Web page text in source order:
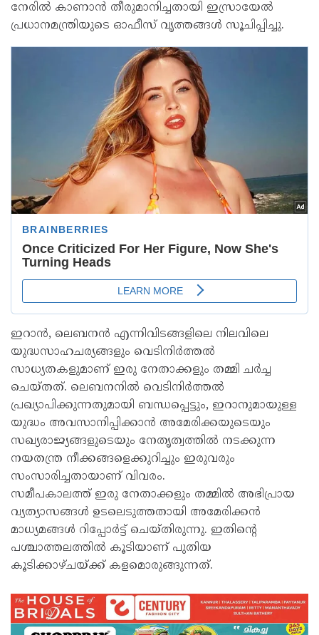
നേരില്‍ കാണാന്‍ തീരുമാനിച്ചതായി ഇസ്രായേല്‍
പ്രധാനമന്ത്രിയുടെ ഓഫീസ് വൃത്തങ്ങള്‍ സൂചിപ്പിച്ചു.
ഇറാന്‍, ലെബനന്‍ എന്നിവിടങ്ങളിലെ നിലവിലെ
യുദ്ധസാഹചര്യങ്ങളും വെടിനിര്‍ത്തല്‍
സാധ്യതകളുമാണ് ഇരു നേതാക്കളും തമ്മി ചര്‍ച്ച
ചെയ്തത്. ലെബനനില്‍ വെടിനിര്‍ത്തല്‍
പ്രഖ്യാപിക്കുന്നതുമായി ബന്ധപ്പെട്ടും, ഇറാനുമായുള്ള
യുദ്ധം അവസാനിപ്പിക്കാന്‍ അമേരിക്കയുടെയും
സഖ്യരാജ്യങ്ങളുടെയും നേതൃത്വത്തില്‍ നടക്കുന്ന
നയതന്ത്ര നീക്കങ്ങളെക്കുറിച്ചും ഇരുവരും
സംസാരിച്ചതായാണ് വിവരം.
സമീപകാലത്ത് ഇരു നേതാക്കളും തമ്മില്‍ അഭിപ്രായ
വ്യത്യാസങ്ങള്‍ ഉടലെടുത്തതായി അമേരിക്കന്‍
മാധ്യമങ്ങള്‍ റിപ്പോര്‍ട്ട് ചെയ്തിരുന്നു. ഇതിന്റെ
പശ്ചാത്തലത്തില്‍ കൂടിയാണ് പുതിയ
കൂടിക്കാഴ്ചയ്ക്ക് കളമൊരുങ്ങുന്നത്.